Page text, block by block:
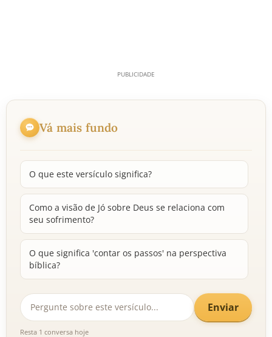
Vá mais fundo
O que este versículo significa?
Como a visão de Jó sobre Deus se relaciona com
seu sofrimento?
O que significa 'contar os passos' na perspectiva
bíblica?
Enviar
Resta 1 conversa hoje